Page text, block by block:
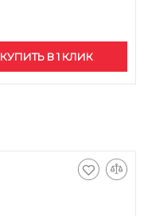
КУПИТЬ В 1 КЛИК